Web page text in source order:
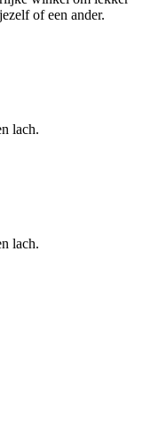
of een ander.
lach.
lach.